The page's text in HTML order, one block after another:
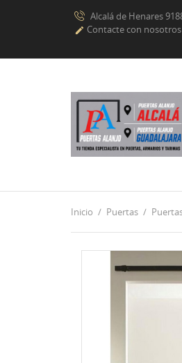
Alcalá de Henares
 Contacte con nosotros
Inicio Puertas